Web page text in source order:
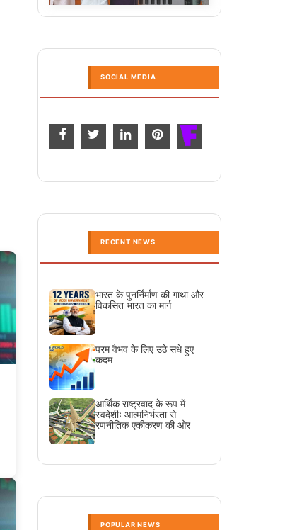
SOCIAL MEDIA
RECENT NEWS
भारत के पुनर्निर्माण की गाथा और
विकसित भारत का मार्ग
परम वैभव के लिए उठे सधे हुए
कदम
आर्थिक राष्ट्रवाद के रूप में
स्वदेशीः आत्मनिर्भरता से
रणनीतिक एकीकरण की ओर
POPULAR NEWS